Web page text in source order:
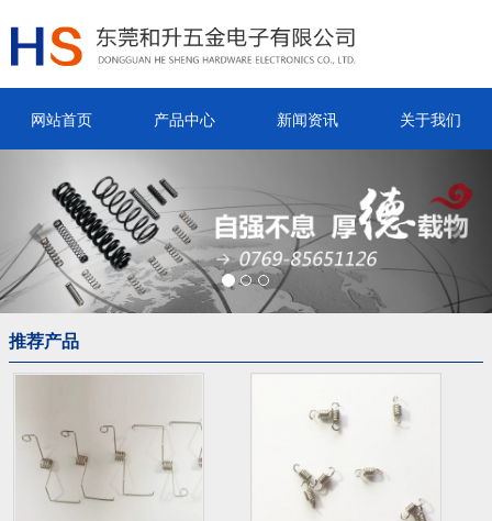
网站首页 产品中心 新闻资讯 关于我们
推荐产品